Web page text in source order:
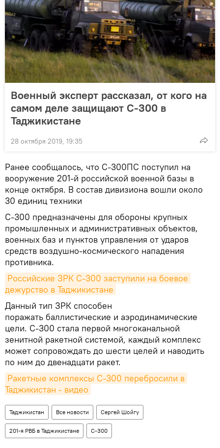
Военный эксперт рассказал, от кого на
самом деле защищают С-300 в
Таджикистане
28 октября 2019, 19:35
Ранее сообщалось, что С-300ПС поступил на
вооружение 201-й российской военной базы в
конце октября. В состав дивизиона вошли около
30 единиц техники
С-300 предназначены для обороны крупных
промышленных и административных объектов,
военных баз и пунктов управления от ударов
средств воздушно-космического нападения
противника.
Российские ЗРК С-300 заступили на боевое
дежурство в Таджикистане
Данный тип ЗРК способен
поражать баллистические и аэродинамические
цели. С-300 стала первой многоканальной
зенитной ракетной системой, каждый комплекс
может сопровождать до шести целей и наводить
по ним до двенадцати ракет.
Ракетные комплексы C-300 перебросили в
Таджикистан - видео
Таджикистан Все новости Сергей Шойгу
201-я РВБ в Таджикистане С-300